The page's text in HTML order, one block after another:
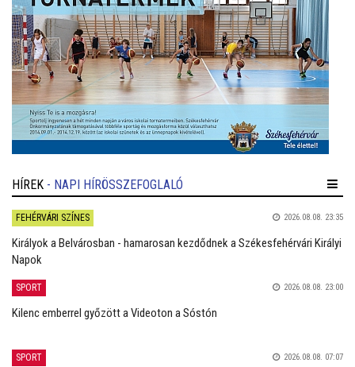
HÍREK - NAPI HÍRÖSSZEFOGLALÓ
FEHÉRVÁRI SZÍNES 2026.08.08. 23:35
Királyok a Belvárosban - hamarosan kezdődnek a Székesfehérvári Királyi
Napok
SPORT 2026.08.08. 23:00
Kilenc emberrel győzött a Videoton a Sóstón
SPORT 2026.08.08. 07:07